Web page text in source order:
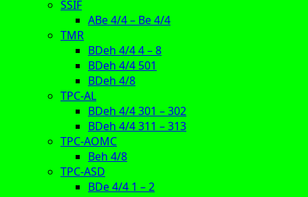
SSIF
ABe 4/4 – Be 4/4
TMR
BDeh 4/4 4 – 8
BDeh 4/4 501
BDeh 4/8
TPC-AL
BDeh 4/4 301 – 302
BDeh 4/4 311 – 313
TPC-AOMC
Beh 4/8
TPC-ASD
BDe 4/4 1 – 2